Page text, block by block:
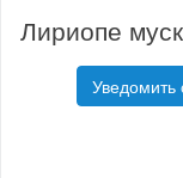
Лириопе
Уведомить